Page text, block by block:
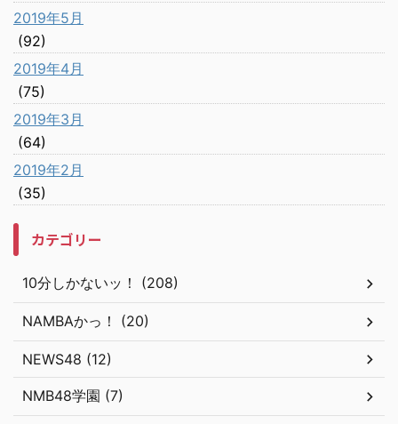
2019年5月
(92)
2019年4月
(75)
2019年3月
(64)
2019年2月
(35)
カテゴリー
10分しかないッ！ (208)
NAMBAかっ！ (20)
NEWS48 (12)
NMB48学園 (7)